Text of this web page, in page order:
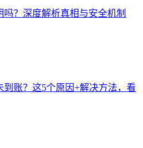
？深度解析真相与安全机制
到账？这5个原因+解决方法，看